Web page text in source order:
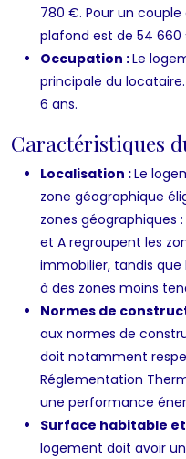
780 €. Pour un couple
plafond est de 54 660
Occupation :Le
principale du
6 ans.
Caractéristiques
Localisation :Le
zone géographique
zones géographiques :
et A regroupent les
immobilier, tandis que
à des zones moins
Normes de
aux normes de
doit notamment
Réglementation
une performance
Surface habitable
logement doit avoir